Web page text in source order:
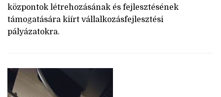
központok létrehozásának és fejlesztésének
támogatására kiírt vállalkozásfejlesztési
pályázatokra.